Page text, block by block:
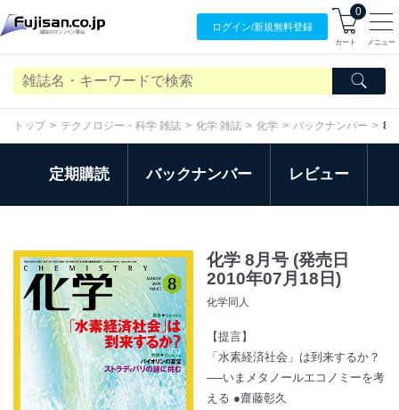
ログイン/新規無料登録
0
カート メニュー
トップ テクノロジー・科学 雑誌 化学 雑誌 化学 バックナンバー 8
定期購読 バックナンバー レビュー
化学 8月号 (発売日
2010年07月18日)
化学同人
【提言】
「水素経済社会」は到来するか？
──いまメタノールエコノミーを考
える ●齋藤彰久